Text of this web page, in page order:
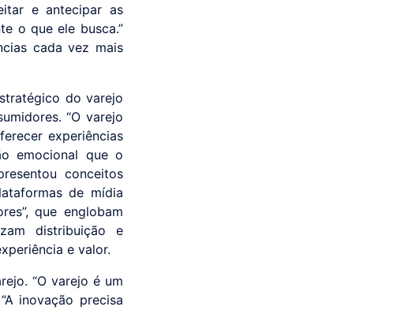
e antecipar as
o que ele busca.”
cada vez mais
do varejo
“O varejo
experiências
emocional que o
conceitos
de mídia
que englobam
distribuição e
e valor.
“O varejo é um
inovação precisa